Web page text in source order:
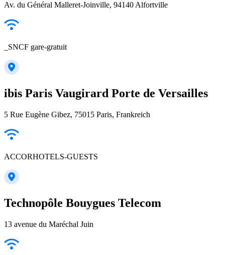
Av. du Général Malleret-Joinville, 94140 Alfortville
_SNCF gare-gratuit
ibis Paris Vaugirard Porte de Versailles
5 Rue Eugène Gibez, 75015 Paris, Frankreich
ACCORHOTELS-GUESTS
Technopôle Bouygues Telecom
13 avenue du Maréchal Juin